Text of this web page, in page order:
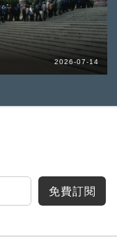
2026-07-14
免費訂閱